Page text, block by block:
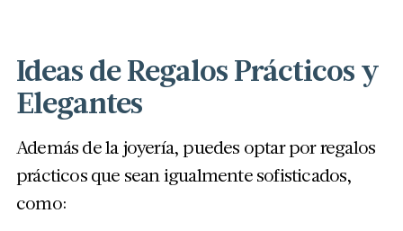
Ideas de Regalos Prácticos y
Elegantes
Además de la joyería, puedes optar por regalos
prácticos que sean igualmente sofisticados,
como: